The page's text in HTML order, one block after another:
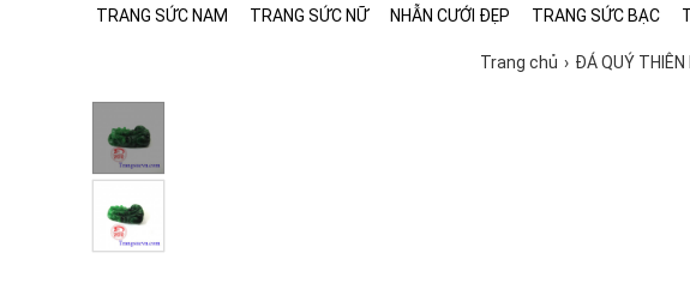
TRANG SỨC NAM TRANG SỨC NỮ NHẪN CƯỚI ĐẸP TRANG SỨC BẠC
Trang chủ ĐÁ QUÝ THIÊN